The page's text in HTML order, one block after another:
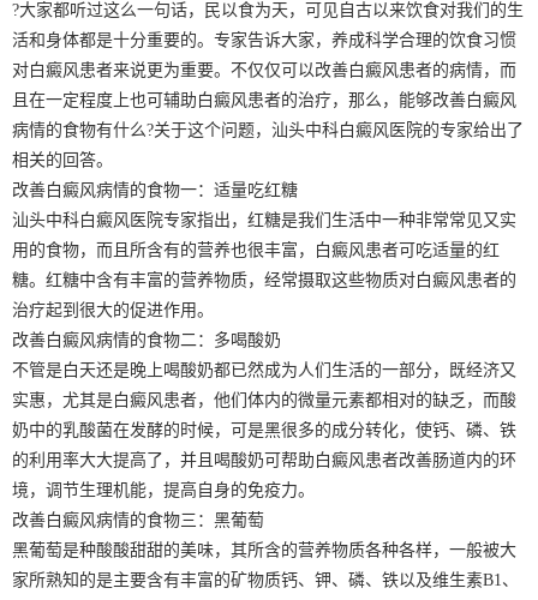
?大家都听过这么一句话，民以食为天，可见自古以来饮食对我们的生
活和身体都是十分重要的。专家告诉大家，养成科学合理的饮食习惯
对白癜风患者来说更为重要。不仅仅可以改善白癜风患者的病情，而
且在一定程度上也可辅助白癜风患者的治疗，那么，能够改善白癜风
病情的食物有什么?关于这个问题，汕头中科白癜风医院的专家给出了
相关的回答。
改善白癜风病情的食物一：适量吃红糖
汕头中科白癜风医院专家指出，红糖是我们生活中一种非常常见又实
用的食物，而且所含有的营养也很丰富，白癜风患者可吃适量的红
糖。红糖中含有丰富的营养物质，经常摄取这些物质对白癜风患者的
治疗起到很大的促进作用。
改善白癜风病情的食物二：多喝酸奶
不管是白天还是晚上喝酸奶都已然成为人们生活的一部分，既经济又
实惠，尤其是白癜风患者，他们体内的微量元素都相对的缺乏，而酸
奶中的乳酸菌在发酵的时候，可是黑很多的成分转化，使钙、磷、铁
的利用率大大提高了，并且喝酸奶可帮助白癜风患者改善肠道内的环
境，调节生理机能，提高自身的免疫力。
改善白癜风病情的食物三：黑葡萄
黑葡萄是种酸酸甜甜的美味，其所含的营养物质各种各样，一般被大
家所熟知的是主要含有丰富的矿物质钙、钾、磷、铁以及维生素B1、